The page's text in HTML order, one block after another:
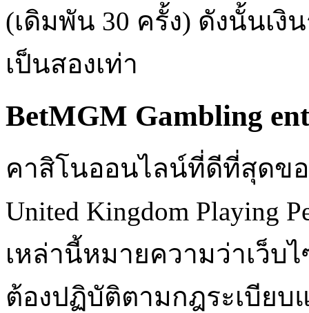
(เดิมพัน 30 ครั้ง) ดังนั้นเ
เป็นสองเท่า
BetMGM Gambling
คาสิโนออนไลน์ที่ดีที่สุดขอ
United Kingdom Playing
เหล่านี้หมายความว่าเว็
ต้องปฏิบัติตามกฎระเบียบ